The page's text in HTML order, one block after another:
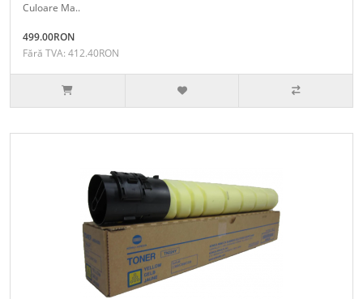
Culoare Ma..
499.00RON
Fără TVA: 412.40RON